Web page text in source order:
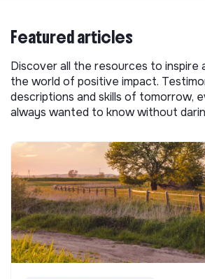
Featured articles
Discover all the resources to inspire
the world of positive impact.
descriptions and skills of tomorrow,
always wanted to know without